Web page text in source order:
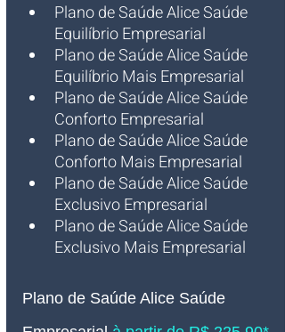
Plano de Saúde Alice Saúde
Equilíbrio Empresarial
Plano de Saúde Alice Saúde
Equilíbrio Mais Empresarial
Plano de Saúde Alice Saúde
Conforto Empresarial
Plano de Saúde Alice Saúde
Conforto Mais Empresarial
Plano de Saúde Alice Saúde
Exclusivo Empresarial
Plano de Saúde Alice Saúde
Exclusivo Mais Empresarial
Plano de Saúde Alice Saúde